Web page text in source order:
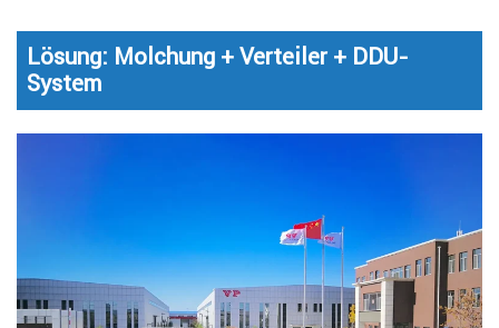
Lösung: Molchung + Verteiler + DDU-
System